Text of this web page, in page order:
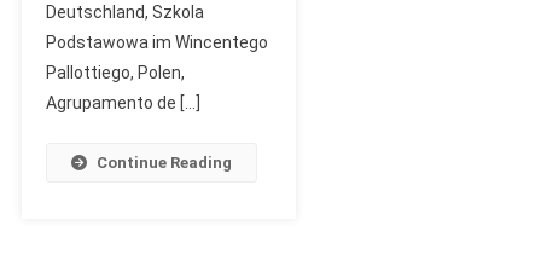
Deutschland, Szkola
Podstawowa im Wincentego
Pallottiego, Polen,
Agrupamento de […]
Continue Reading